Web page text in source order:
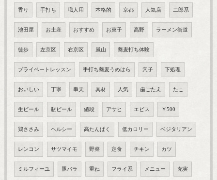
香り 手打ち 職人用 本格的 京都 人気店 二郎系
池田屋 お土産 おすすめ お菓子 高野 ラーメン街道
徒歩 左京区 右京区 嵐山 蕎麦打ち体験
プライベートレッスン 手打ち蕎麦うめはら 穴子 下処理
おいしい 丁寧 串天 具材 人気 歯ごたえ たこ
生ビール 瓶ビール 値段 アサヒ エビス ￥500
鶏ささみ ヘルシー 高たんぱく 低カロリー ベジタリアン
レンコン サツマイモ 野菜 定食 チキン カツ
ミルフィーユ 豚バラ 重ね フライ系 メニュー 充実